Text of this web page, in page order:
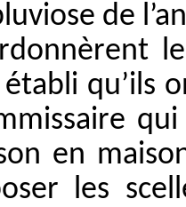
de
qu’ils
en
les